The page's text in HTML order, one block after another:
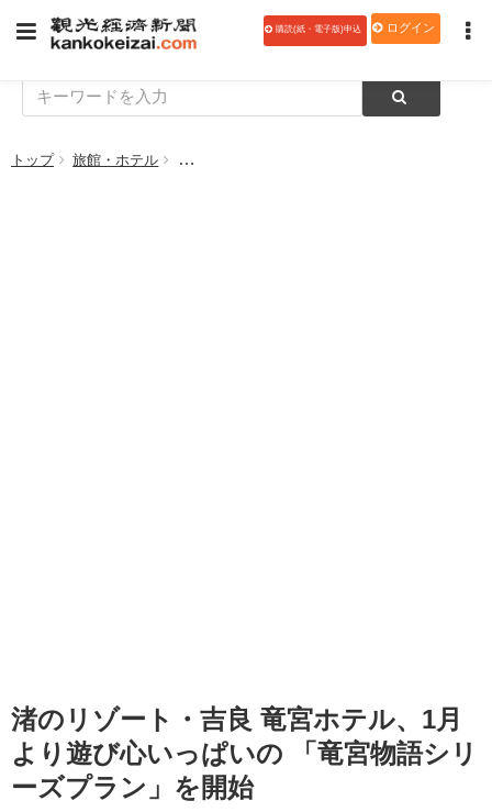
購読(紙・電子版)申込 ログイン
トップ 旅館・ホテル 渚のリゾート・吉良 竜宮ホテル、1月より遊び
渚のリゾート・吉良 竜宮ホテル、1月
より遊び心いっぱいの 「竜宮物語シリ
ーズプラン」を開始